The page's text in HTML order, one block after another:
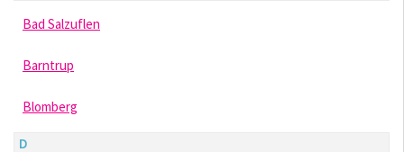
Bad Salzuflen
Barntrup
Blomberg
D